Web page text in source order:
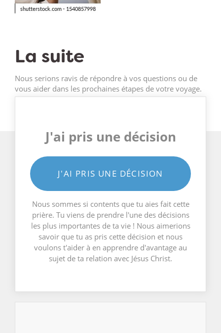
La suite
Nous serions ravis de répondre à vos questions ou de
vous aider dans les prochaines étapes de votre voyage.
J'ai pris une décision
J'AI PRIS UNE DÉCISION
Nous sommes si contents que tu aies fait cette
prière. Tu viens de prendre l'une des décisions
les plus importantes de ta vie ! Nous aimerions
savoir que tu as pris cette décision et nous
voulons t'aider à en apprendre d'avantage au
sujet de ta relation avec Jésus Christ.